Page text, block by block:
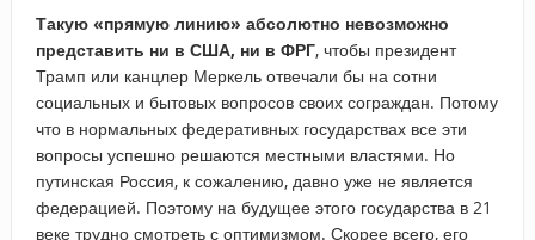
Такую «прямую линию» абсолютно невозможно
представить ни в США, ни в ФРГ, чтобы президент
Трамп или канцлер Меркель отвечали бы на сотни
социальных и бытовых вопросов своих сограждан. Потому
что в нормальных федеративных государствах все эти
вопросы успешно решаются местными властями. Но
путинская Россия, к сожалению, давно уже не является
федерацией. Поэтому на будущее этого государства в 21
веке трудно смотреть с оптимизмом. Скорее всего, его